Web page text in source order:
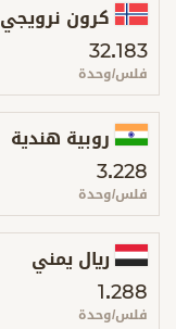
كرون نرويجي
32.183
فلس/وحدة
روبية هندية
3.228
فلس/وحدة
ريال يمني
1.288
فلس/وحدة